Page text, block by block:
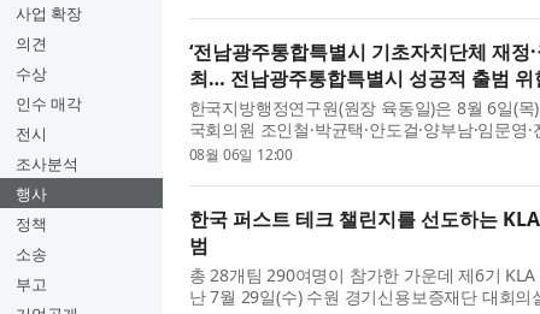
사업 확장
의견
수상
인수 매각
전시
조사분석
행사
정책
소송
부고
‘전남광주통합특별시 기초자치단체 재정
최… 전남광주통합특별시 성공적 출범 위
한국지방행정연구원(원장 육동일)은 8월 6일(
국회의원 조인철·박균택·안도걸·양부남·임문영
시장군수구청장협의회와 ‘전남광주통합특별시
08월 06일 12:00
한국 퍼스트 테크 챌린지를 선도하는
범
총 28개팀 290여명이 참가한 가운데 제6기
난 7월 29일(수) 수원 경기신용보증재단 대회